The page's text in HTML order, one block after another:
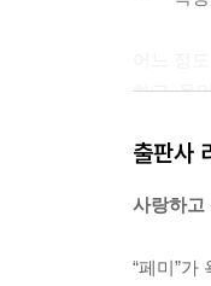
하고, 욕
미니스트
도, 모두
출판사
사랑하고
“페미”